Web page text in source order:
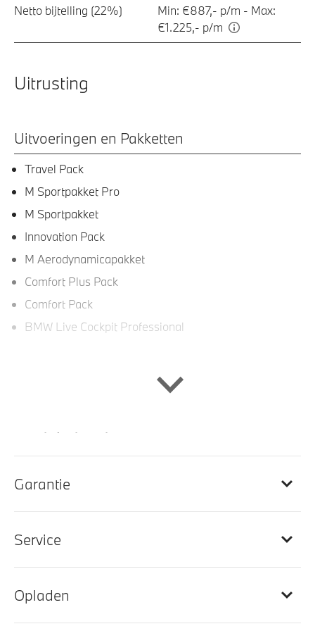
Netto bijtelling (22%)
Min: €887,- p/m - Max:
€1.225,- p/m
Uitrusting
Uitvoeringen en Pakketten
Travel Pack
M Sportpakket Pro
M Sportpakket
Innovation Pack
M Aerodynamicapakket
Comfort Plus Pack
Comfort Pack
BMW Live Cockpit Professional
Multifunctioneel stuurwiel
M Sportstuurwiel met leder bekleed
BMW Individual uitgebreid lederen bekleding Merino
Schwarz (VASW)
Garantie
Service
Opladen